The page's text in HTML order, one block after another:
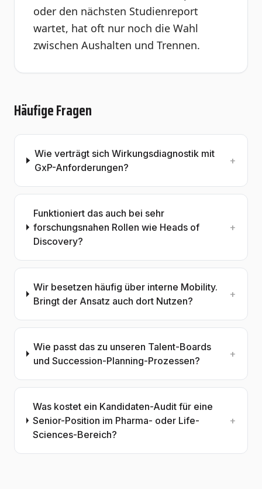
oder den nächsten Studienreport
wartet, hat oft nur noch die Wahl
zwischen Aushalten und Trennen.
Häufige Fragen
Wie verträgt sich Wirkungsdiagnostik mit
GxP-Anforderungen?
+
Funktioniert das auch bei sehr
forschungsnahen Rollen wie Heads of
Discovery?
+
Wir besetzen häufig über interne Mobility.
Bringt der Ansatz auch dort Nutzen?
+
Wie passt das zu unseren Talent-Boards
und Succession-Planning-Prozessen?
+
Was kostet ein Kandidaten-Audit für eine
Senior-Position im Pharma- oder Life-
Sciences-Bereich?
+